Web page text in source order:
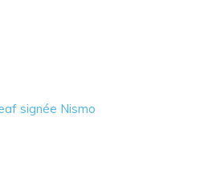
signée Nismo